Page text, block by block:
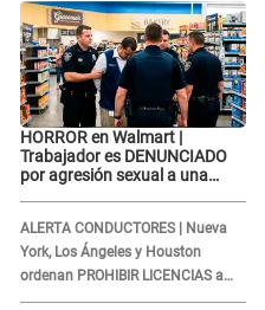
HORROR en Walmart |
Trabajador es DENUNCIADO
por agresión sexual a una
ALERTA CONDUCTORES | Nueva
York, Los Ángeles y Houston
ordenan PROHIBIR LICENCIAS a
quienes no presenten ESTE